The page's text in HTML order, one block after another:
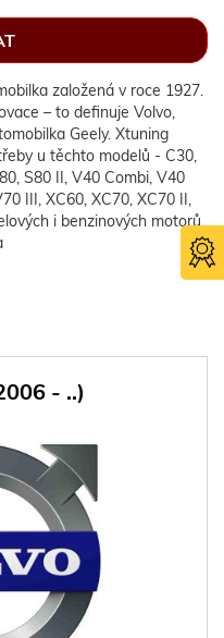
založená v roce 1927.
– to definuje Volvo,
Geely. Xtuning
u těchto modelů - C30,
S80 II, V40 Combi, V40
III, XC60, XC70, XC70 II,
i benzinových motorů.
- ..)